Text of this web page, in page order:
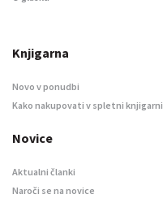
Knjigarna
Novo v ponudbi
Kako nakupovati v spletni knjigarni
Novice
Aktualni članki
Naroči se na novice